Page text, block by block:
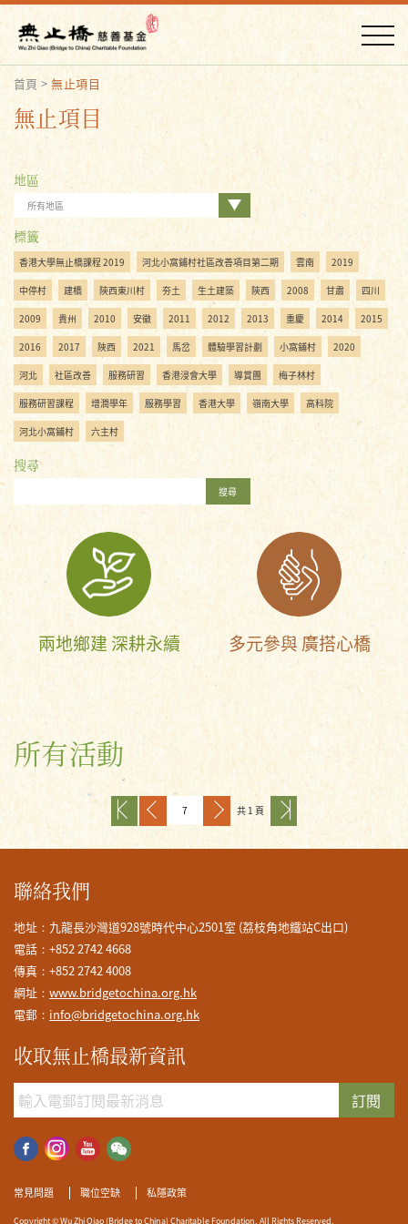
首頁>無止項目
無止項目
地區
所有地區
標籤
香港大學無止橋課程 2019 河北小窩鋪村社區改善項目第二期 雲南 2019
中停村 建橋 陝西東川村 夯土 生土建築 陝西 2008 甘肅 四川
2009 貴州 2010 安徽 2011 2012 2013 重慶 2014 2015
2016 2017 陜西 2021 馬岔 體驗學習計劃 小窩鋪村 2020
河北 社區改善 服務研習 香港浸會大學 導賞團 梅子林村
服務研習課程 增潤學年 服務學習 香港大學 嶺南大學 高科院
河北小窩鋪村 六主村
搜尋
搜尋
兩地鄉建 深耕永續 多元參與 廣搭心橋
所有活動
共 1 頁
聯絡我們
地址：九龍長沙灣道928號時代中心2501室 (荔枝角地鐵站C出口)
電話：+852 2742 4668
傳真：+852 2742 4008
網址： www.bridgetochina.org.hk
電郵： info@bridgetochina.org.hk
收取無止橋最新資訊
訂閱
常見問題 職位空缺 私隱政策
Copyright © Wu Zhi Qiao (Bridge to China) Charitable Foundation. All Rights Reserved.